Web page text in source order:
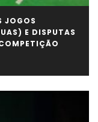
JOGOS
E DISPUTAS